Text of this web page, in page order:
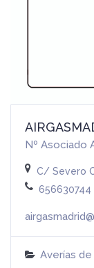
Nº Asociado
C/ Severo
656630744
Averías